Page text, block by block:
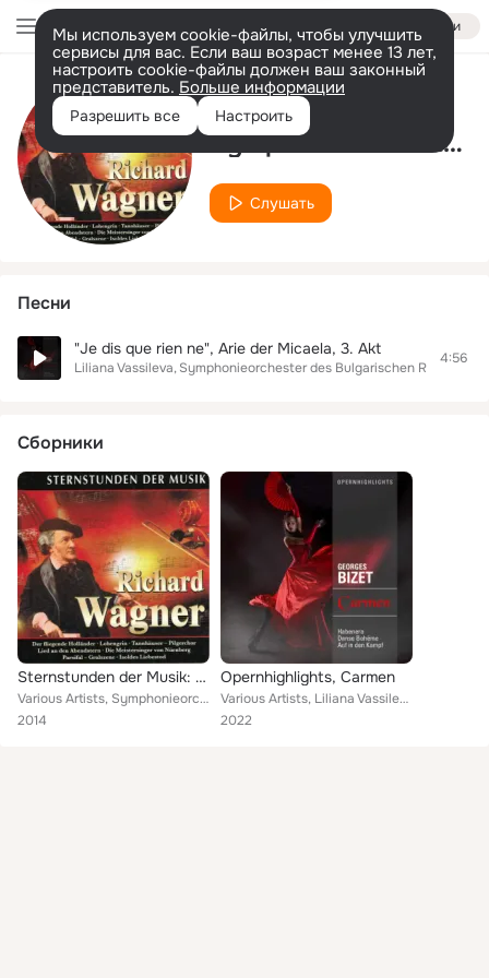
Войти
Мы используем cookie-файлы, чтобы улучшить
сервисы для вас. Если ваш возраст менее 13 лет,
настроить cookie-файлы должен ваш законный
представитель. Больше информации
Разрешить все Настроить
Исполнитель
Symphonieorchester des Bulgarischen Rundfunks
Слушать
Песни
"Je dis que rien ne", Arie der Micaela, 3. Akt
Liliana Vassileva Symphonieorchester des Bulgarischen Rundfunks
4:56
Сборники
Sternstunden der Musik: Richard Wagner
Various Artists, Symphonieorchester des Bulgarischen Rundfunks, Wiener Symphoniker, Staatskapelle Berlin, Plovdiv Philharmonic O...
2014
Opernhighlights, Carmen
Various Artists, Liliana Vassileva, Budapest Philharmonic Orchestra, Chor und Orchester der Nationaloper Sofia, András Molnar, K...
2022